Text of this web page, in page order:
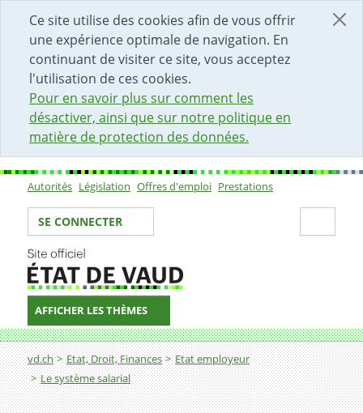
Ce site utilise des cookies afin de vous offrir
une expérience optimale de navigation. En
continuant de visiter ce site, vous acceptez
l'utilisation de ces cookies.
Pour en savoir plus sur comment les
désactiver, ainsi que sur notre politique en
matière de protection des données.
DÉBUT DU CONTENU DE LA PAGE
ACCÈS AU CHAMP DE RECHERCHE
PAGE D'ACCUEIL
FORMULAIRE DE CONTACT
Sous-navigation
Autorités Législation Offres d'emploi Prestations
Votre identité
SE CONNECTER
AFFICHER LES THÈMES
Fil d'Ariane
vd.ch Etat, Droit, Finances
Etat employeur
Le système salarial